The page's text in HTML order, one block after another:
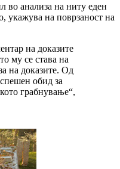
во анализа на ниту еден
укажува на поврзаност на
на доказите
му се става на
на доказите. Од
обид за
грабнување“,